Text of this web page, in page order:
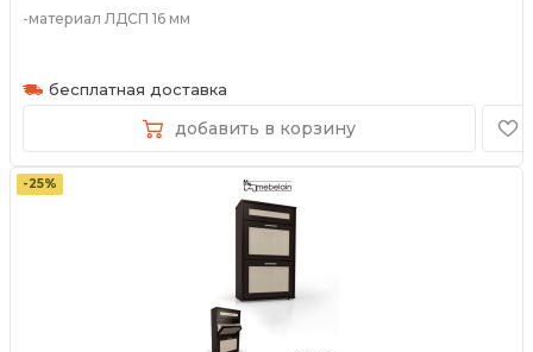
-материал ЛДСП 16 мм
бесплатная доставка
добавить в корзину
-25%